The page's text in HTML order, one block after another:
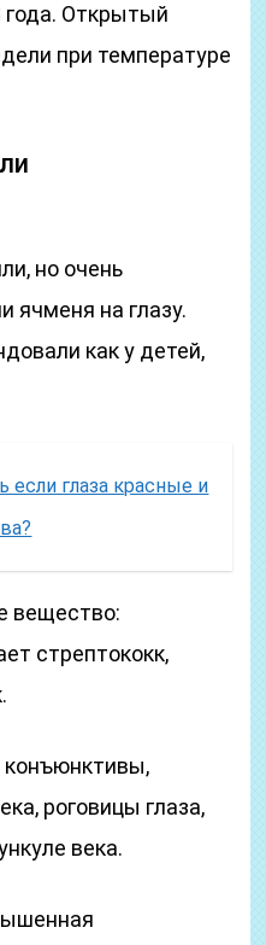
года. Открытый
при температуре
но очень
ячменя на глазу.
как у детей,
если глаза красные и
вещество:
стрептококк,
конъюнктивы,
роговицы глаза,
века.